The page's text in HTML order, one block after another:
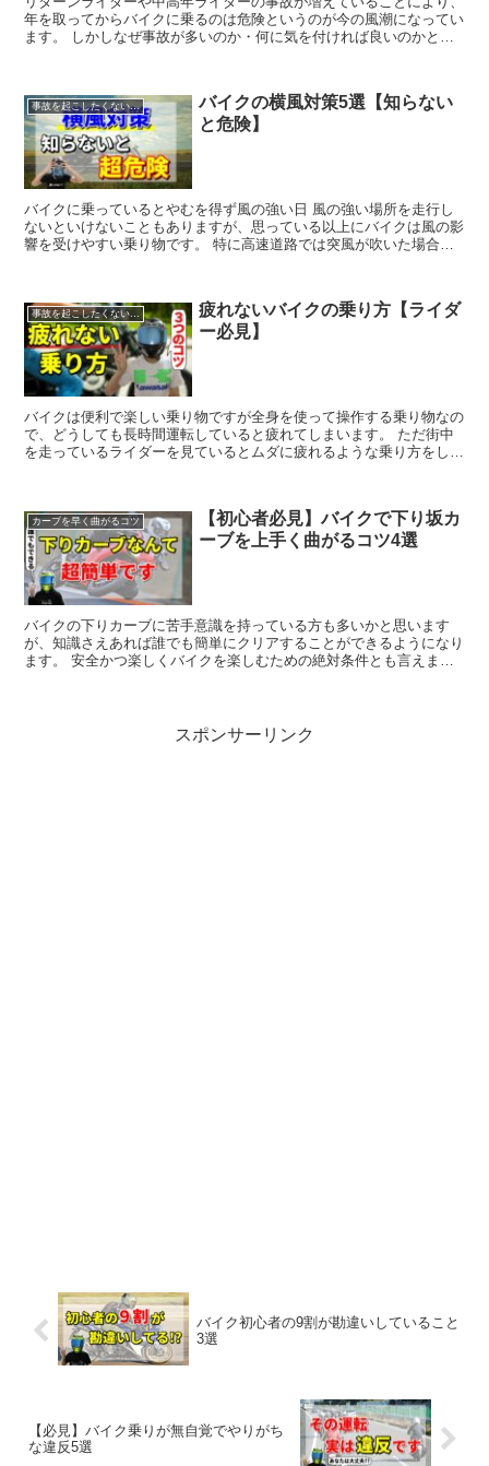
年を取ってからバイクに乗るのは危険というのが今の風潮になってい
ます。 しかしなぜ事故が多いのか・何に気を付ければ良いのかとい
事故を起こしたくない人へ
バイクの横風対策5選【知らない
と危険】
バイクに乗っているとやむを得ず風の強い日 風の強い場所を走行し
ないといけないこともありますが、思っている以上にバイクは風の影
響を受けやすい乗り物です。 特に高速道路では突風が吹いた場合、
事故を起こしたくない人へ
疲れないバイクの乗り方【ライダ
ー必見】
バイクは便利で楽しい乗り物ですが全身を使って操作する乗り物なの
で、どうしても長時間運転していると疲れてしまいます。 ただ街中
を走っているライダーを見ているとムダに疲れるような乗り方をして
に乗っている人はぜひ見ていってください！
カーブを早く曲がるコツ
【初心者必見】バイクで下り坂カ
ーブを上手く曲がるコツ4選
バイクの下りカーブに苦手意識を持っている方も多いかと思います
が、知識さえあれば誰でも簡単にクリアすることができるようになり
ます。 安全かつ楽しくバイクを楽しむための絶対条件とも言えます
スポンサーリンク
バイク初心者の9割が勘違いしていること
3選
【必見】バイク乗りが無自覚でやりがち
な違反5選